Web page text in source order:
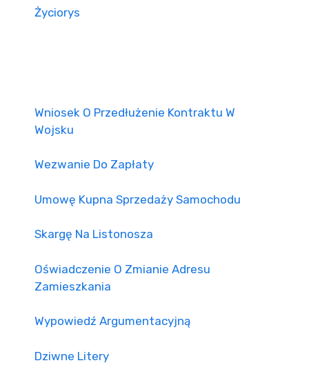
Życiorys
Wniosek O Przedłużenie Kontraktu W
Wojsku
Wezwanie Do Zapłaty
Umowę Kupna Sprzedaży Samochodu
Skargę Na Listonosza
Oświadczenie O Zmianie Adresu
Zamieszkania
Wypowiedź Argumentacyjną
Dziwne Litery